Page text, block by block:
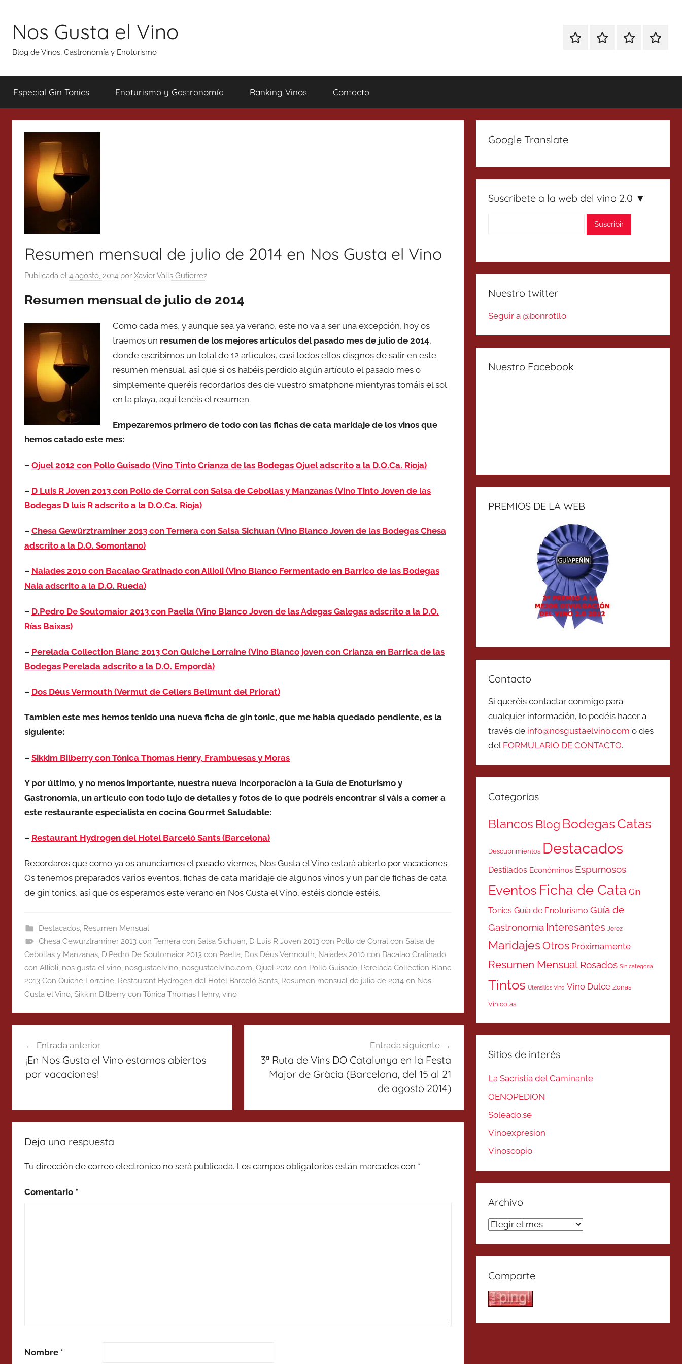
contenido
Nos Gusta el Vino
Blog de Vinos, Gastronomía y Enoturismo
EspecialEnoturismoRanking
Especial Gin Tonics Enoturismo y Gastronomía Ranking Vinos Contacto
Resumen mensual de julio de 2014 en Nos Gusta el Vino
Publicada el 4 agosto, 2014 por Xavier Valls Gutierrez
Resumen mensual de julio de 2014
Como cada mes, y aunque sea ya verano, este no va a ser una excepción, hoy os
traemos un resumen de los mejores artículos del pasado mes de julio de 2014,
donde escribimos un total de 12 artículos, casi todos ellos disgnos de salir en este
resumen mensual, así que si os habéis perdido algún artículo el pasado mes o
simplemente queréis recordarlos des de vuestro smatphone mientyras tomáis el sol
en la playa, aquí tenéis el resumen.
Empezaremos primero de todo con las fichas de cata maridaje de los vinos que
hemos catado este mes:
– Ojuel 2012 con Pollo Guisado (Vino Tinto Crianza de las Bodegas Ojuel adscrito a la D.O.Ca. Rioja)
– D Luis R Joven 2013 con Pollo de Corral con Salsa de Cebollas y Manzanas (Vino Tinto Joven de las
Bodegas D luis R adscrito a la D.O.Ca. Rioja)
– Chesa Gewürztraminer 2013 con Ternera con Salsa Sichuan (Vino Blanco Joven de las Bodegas Chesa
adscrito a la D.O. Somontano)
– Naiades 2010 con Bacalao Gratinado con Allioli (Vino Blanco Fermentado en Barrico de las Bodegas
Naia adscrito a la D.O. Rueda)
– D.Pedro De Soutomaior 2013 con Paella (Vino Blanco Joven de las Adegas Galegas adscrito a la D.O.
Rías Baixas)
– Perelada Collection Blanc 2013 Con Quiche Lorraine (Vino Blanco joven con Crianza en Barrica de las
Bodegas Perelada adscrito a la D.O. Empordà)
– Dos Déus Vermouth (Vermut de Cellers Bellmunt del Priorat)
Tambien este mes hemos tenido una nueva ficha de gin tonic, que me había quedado pendiente, es la
siguiente:
– Sikkim Bilberry con Tónica Thomas Henry, Frambuesas y Moras
Y por último, y no menos importante, nuestra nueva incorporación a la Guía de Enoturismo y
Gastronomía, un artículo con todo lujo de detalles y fotos de lo que podréis encontrar si váis a comer a
este restaurante especialista en cocina Gourmet Saludable:
– Restaurant Hydrogen del Hotel Barceló Sants (Barcelona)
Recordaros que como ya os anunciamos el pasado viernes, Nos Gusta el Vino estará abierto por vacaciones.
Os tenemos preparados varios eventos, fichas de cata maridaje de algunos vinos y un par de fichas de cata
de gin tonics, así que os esperamos este verano en Nos Gusta el Vino, estéis donde estéis.
Destacados, Resumen Mensual
Chesa Gewürztraminer 2013 con Ternera con Salsa Sichuan, D Luis R Joven 2013 con Pollo de Corral con Salsa de
Cebollas y Manzanas, D.Pedro De Soutomaior 2013 con Paella, Dos Déus Vermouth, Naiades 2010 con Bacalao Gratinado
con Allioli, nos gusta el vino, nosgustaelvino, nosgustaelvino.com, Ojuel 2012 con Pollo Guisado, Perelada Collection Blanc
2013 Con Quiche Lorraine, Restaurant Hydrogen del Hotel Barceló Sants, Resumen mensual de julio de 2014 en Nos
Gusta el Vino, Sikkim Bilberry con Tónica Thomas Henry, vino
de
entradas
Entrada anterior
¡En Nos Gusta el Vino estamos abiertos
por vacaciones!
Entrada siguiente
3ª Ruta de Vins DO Catalunya en la Festa
Major de Gràcia (Barcelona, del 15 al 21
de agosto 2014)
Deja una respuesta
Tu dirección de correo electrónico no será publicada. Los campos obligatorios están marcados con *
Comentario *
Nombre *
Google Translate
Suscríbete a la web del vino 2.0 ▼
Nuestro twitter
Seguir a @bonrotllo
Nuestro Facebook
PREMIOS DE LA WEB
Contacto
Si queréis contactar conmigo para
cualquier información, lo podéis hacer a
través de info@nosgustaelvino.com o des
del FORMULARIO DE CONTACTO.
Categorías
Blancos Blog BodegasCatas
Descubrimientos Destacados
Destilados Económinos Espumosos
Eventos Ficha de Cata Gin
Tonics Guía de Enoturismo Guía de
Gastronomía Interesantes Jerez
MaridajesOtros Próximamente
Resumen Mensual Rosados Sin categoría
Tintos Utensilios Vino Vino Dulce Zonas
Vinicolas
Sitios de interés
La Sacristía del Caminante
OENOPEDION
Soleado.se
Vinoexpresion
Vinoscopio
Archivo
Archivo
Comparte